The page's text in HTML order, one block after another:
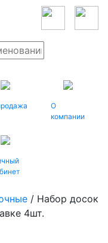
О
компании
/ Набор досок
4шт.